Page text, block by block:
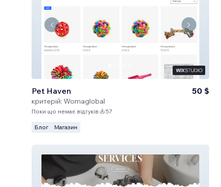
Pet Haven
критерій: Womaglobal
50 $
Поки що немає відгуків 57
Блог Магазин